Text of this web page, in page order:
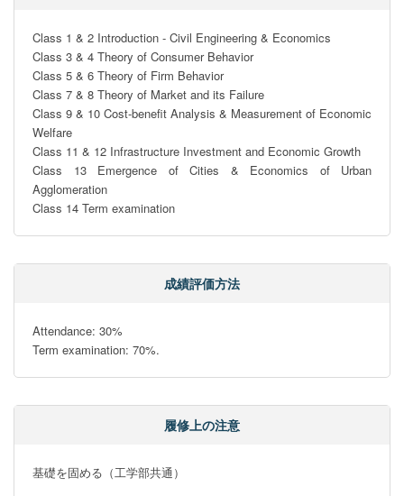
Class 1 & 2 Introduction - Civil Engineering & Economics
Class 3 & 4 Theory of Consumer Behavior
Class 5 & 6 Theory of Firm Behavior
Class 7 & 8 Theory of Market and its Failure
Class 9 & 10 Cost-benefit Analysis & Measurement of Economic
Welfare
Class 11 & 12 Infrastructure Investment and Economic Growth
Class 13 Emergence of Cities & Economics of Urban
Agglomeration
Class 14 Term examination
成績評価方法
Attendance: 30%
Term examination: 70%.
履修上の注意
基礎を固める（工学部共通）